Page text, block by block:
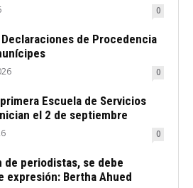
0
de Procedencia
0
Escuela de Servicios
el 2 de septiembre
0
periodistas, se debe
expresión: Bertha Ahued